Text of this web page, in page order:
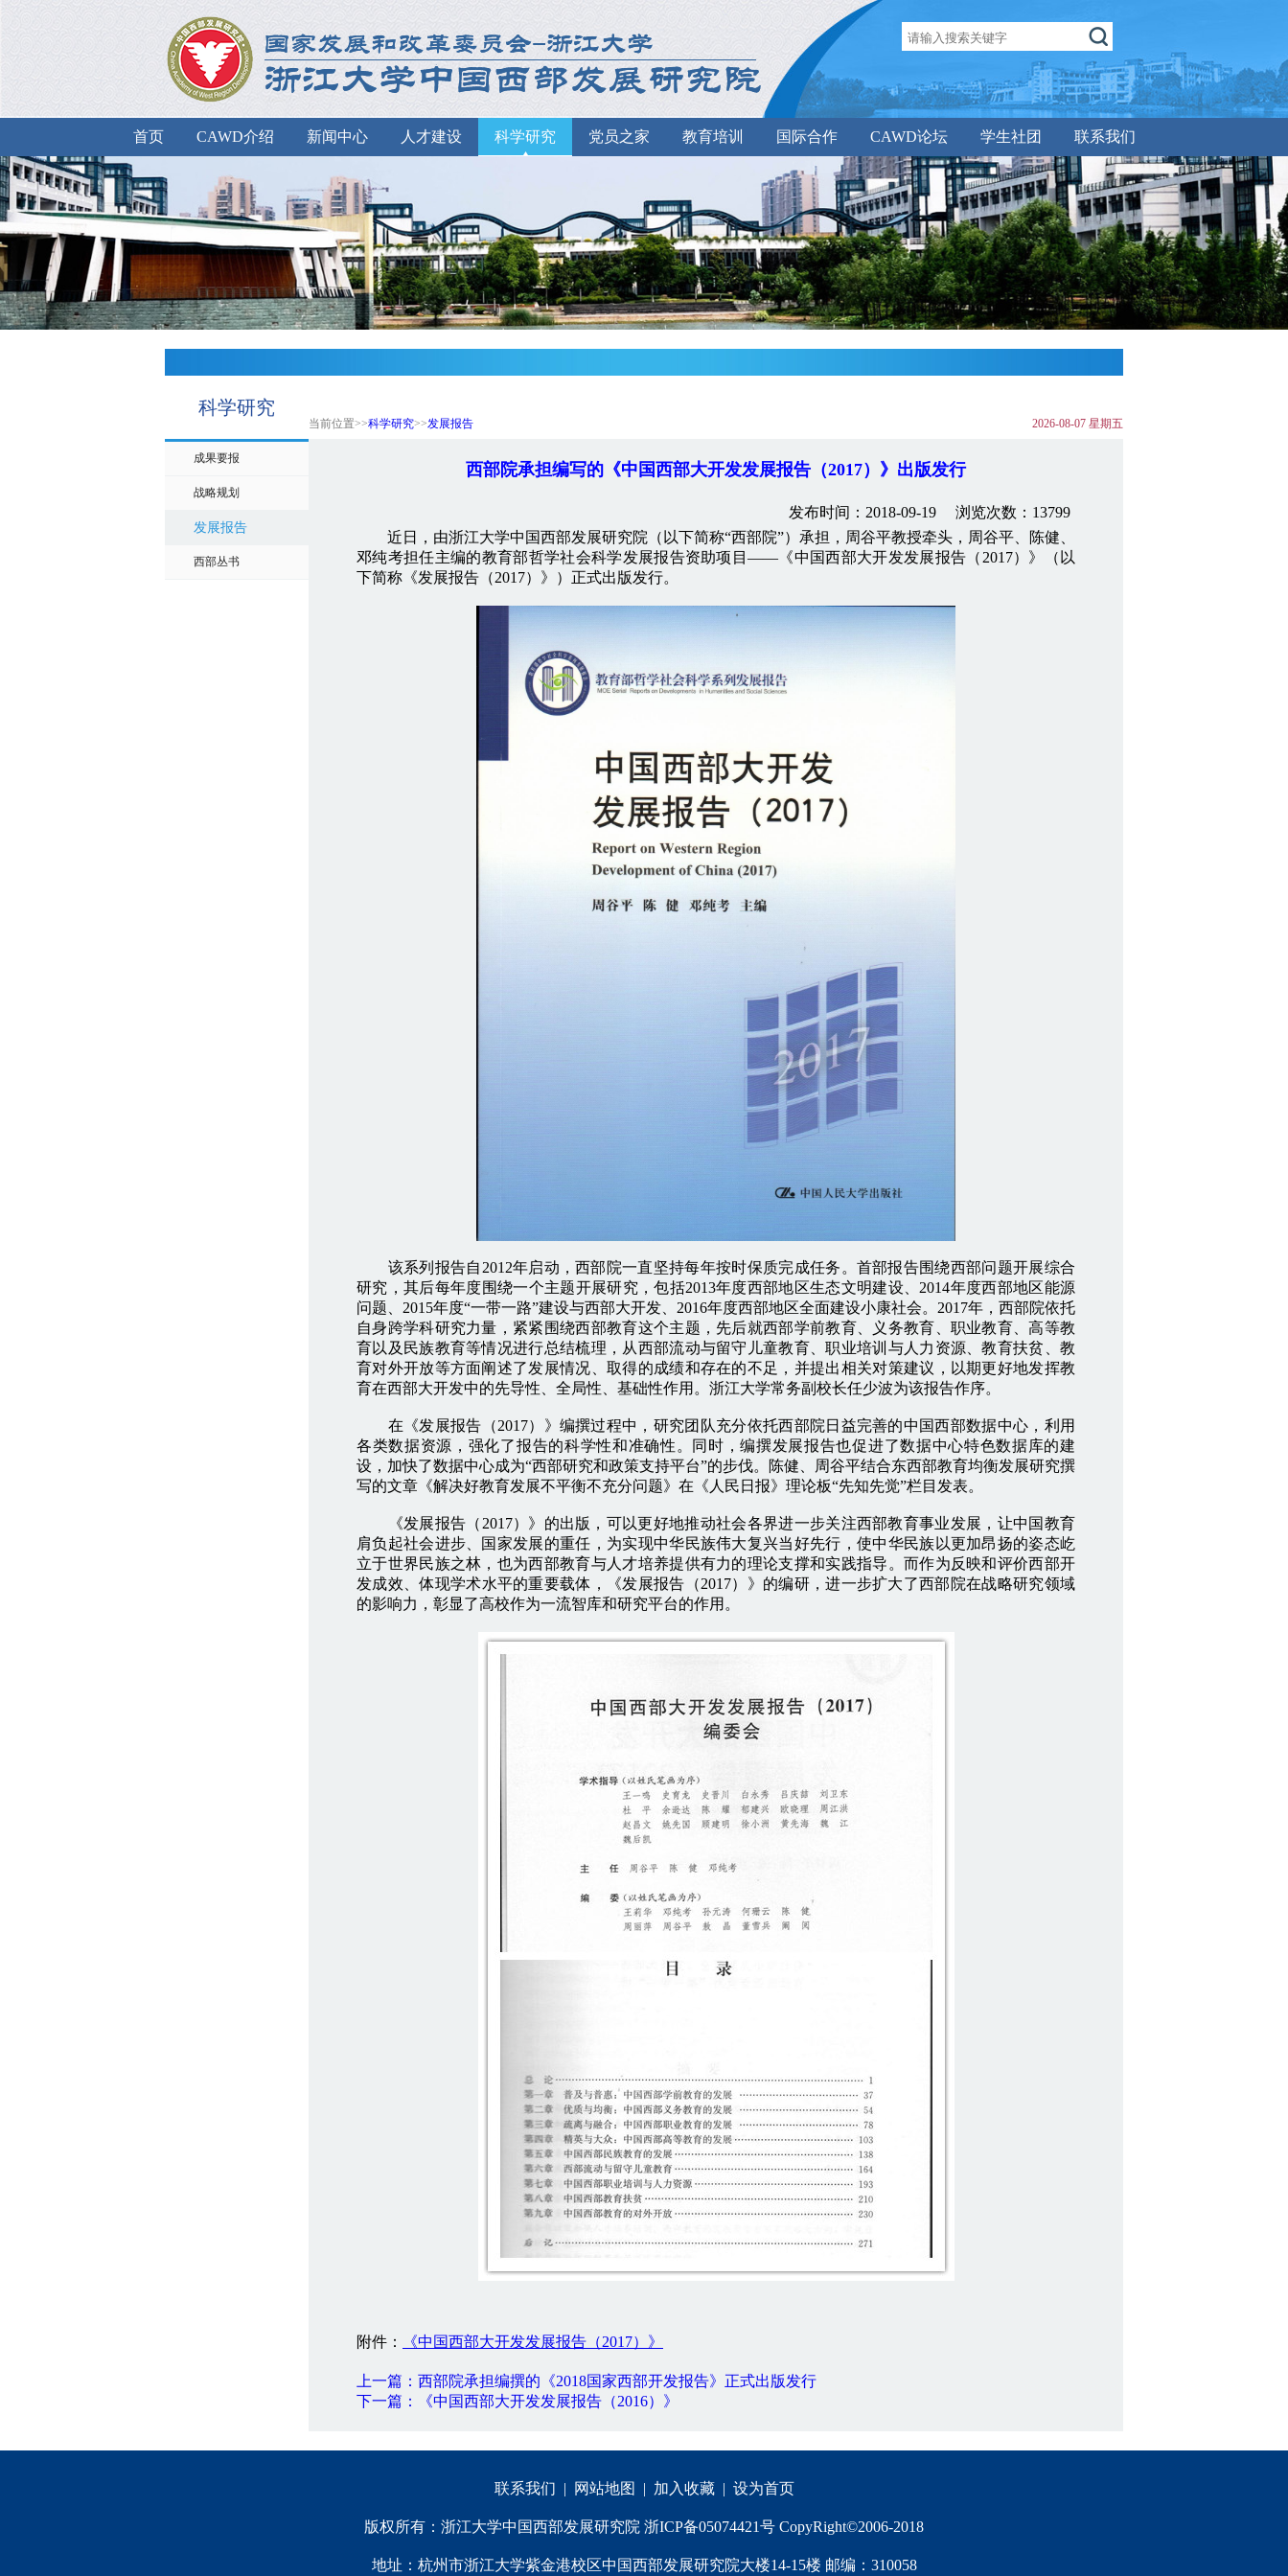
首页 CAWD介绍 新闻中心 人才建设 科学研究 党员之家 教育培训 国际合作 CAWD论坛 学生社团 联系我们
科学研究
当前位置>>科学研究>>发展报告 2026-08-07 星期五
成果要报
战略规划
发展报告
西部丛书
西部院承担编写的《中国西部大开发发展报告（2017）》出版发行
发布时间：2018-09-19 浏览次数：13799
近日，由浙江大学中国西部发展研究院（以下简称“西部院”）承担，周谷平教授牵头，周谷平、陈健、
邓纯考担任主编的教育部哲学社会科学发展报告资助项目——《中国西部大开发发展报告（2017）》（以
下简称《发展报告（2017）》）正式出版发行。
该系列报告自2012年启动，西部院一直坚持每年按时保质完成任务。首部报告围绕西部问题开展综合
研究，其后每年度围绕一个主题开展研究，包括2013年度西部地区生态文明建设、2014年度西部地区能源
问题、2015年度“一带一路”建设与西部大开发、2016年度西部地区全面建设小康社会。2017年，西部院依托
自身跨学科研究力量，紧紧围绕西部教育这个主题，先后就西部学前教育、义务教育、职业教育、高等教
育以及民族教育等情况进行总结梳理，从西部流动与留守儿童教育、职业培训与人力资源、教育扶贫、教
育对外开放等方面阐述了发展情况、取得的成绩和存在的不足，并提出相关对策建议，以期更好地发挥教
育在西部大开发中的先导性、全局性、基础性作用。浙江大学常务副校长任少波为该报告作序。
在《发展报告（2017）》编撰过程中，研究团队充分依托西部院日益完善的中国西部数据中心，利用
各类数据资源，强化了报告的科学性和准确性。同时，编撰发展报告也促进了数据中心特色数据库的建
设，加快了数据中心成为“西部研究和政策支持平台”的步伐。陈健、周谷平结合东西部教育均衡发展研究撰
写的文章《解决好教育发展不平衡不充分问题》在《人民日报》理论板“先知先觉”栏目发表。
《发展报告（2017）》的出版，可以更好地推动社会各界进一步关注西部教育事业发展，让中国教育
肩负起社会进步、国家发展的重任，为实现中华民族伟大复兴当好先行，使中华民族以更加昂扬的姿态屹
立于世界民族之林，也为西部教育与人才培养提供有力的理论支撑和实践指导。而作为反映和评价西部开
发成效、体现学术水平的重要载体，《发展报告（2017）》的编研，进一步扩大了西部院在战略研究领域
的影响力，彰显了高校作为一流智库和研究平台的作用。
附件： 《中国西部大开发发展报告（201 7）》
上一篇：西部院承担编撰的《2018国家西部开发报告》正式出版发行
下一篇：《中国西部大开发发展报告（2016）》
联系我们 | 网站地图 | 加入收藏| 设为首页
版权所有：浙江大学中国西部发展研究院 浙ICP备05074421号 CopyRight©2006-2018
地址：杭州市浙江大学紫金港校区中国西部发展研究院大楼14-15楼 邮编：310058